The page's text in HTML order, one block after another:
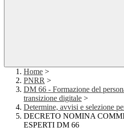
Home >
PNRR >
DM 66 - Formazione del
transizione digitale >
Determine, avvisi e selezione
DECRETO NOMINA
ESPERTI DM 66